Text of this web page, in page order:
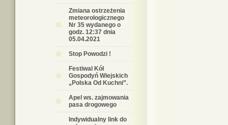
Zmiana ostrzeżenia
meteorologicznego
Nr 35 wydanego o
godz. 12:37 dnia
05.04.2021
Stop Powodzi !
Festiwal Kół
Gospodyń Wiejskich
„Polska Od Kuchni”.
Apel ws. zajmowania
pasa drogowego
Indywidualny link do